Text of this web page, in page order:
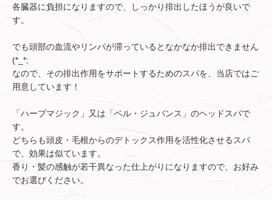
各臓器に負担になりますので、しっかり排出したほうが良いで
す。
でも頭部の血流やリンパが滞っているとなかなか排出できません
(*_*;
なので、その排出作用をサポートするためのスパを、当店ではご
用意しています！
「ハーブマジック」又は「ベル・ジュバンス」のヘッドスパで
す。
どちらも頭皮・毛根からのデトックス作用を活性化させるスパ
で、効果は似ています。
香り・髪の感触が若干異なった仕上がりになりますので、お好み
でお選びください。